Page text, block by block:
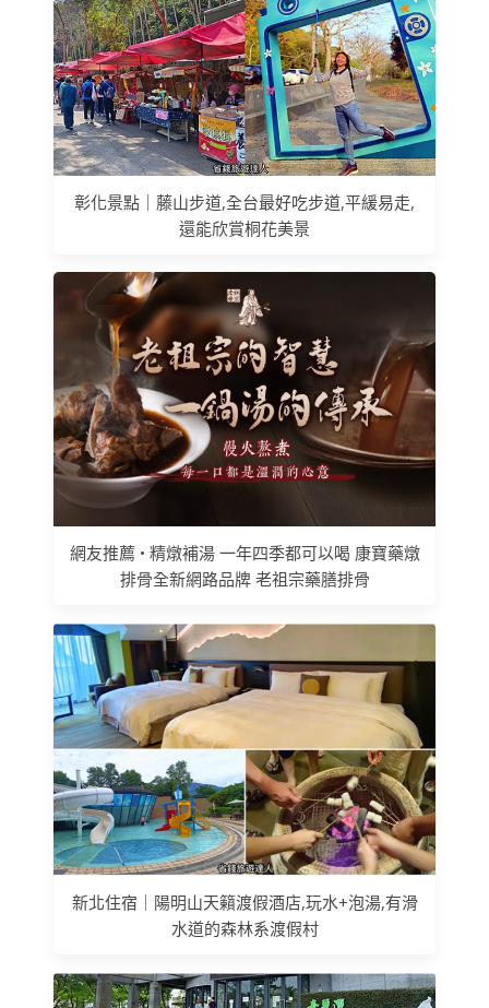
彰化景點｜藤山步道,全台最好吃步道,平緩易走,
還能欣賞桐花美景
網友推薦 • 精燉補湯 一年四季都可以喝 康寶藥燉
排骨全新網路品牌 老祖宗藥膳排骨
新北住宿｜陽明山天籟渡假酒店,玩水+泡湯,有滑
水道的森林系渡假村